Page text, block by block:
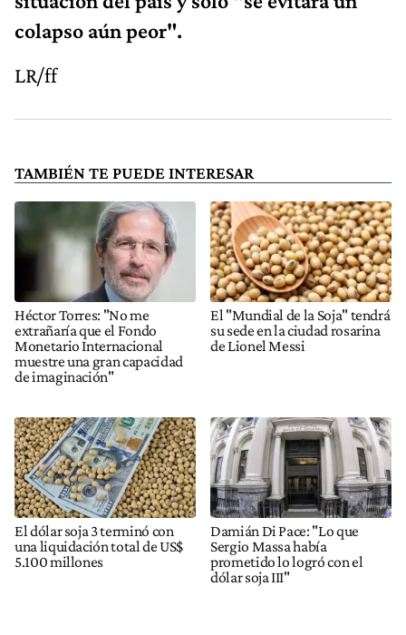
colapso aún peor".
LR/ff
TAMBIÉN TE PUEDE INTERESAR
Héctor Torres: "No me
extrañaría que el Fondo
Monetario Internacional
muestre una gran capacidad
de imaginación"
El "Mundial de la Soja" tendrá
su sede en la ciudad rosarina
de Lionel Messi
El dólar soja 3 terminó con
una liquidación total de US$
5.100 millones
Damián Di Pace: "Lo que
Sergio Massa había
prometido lo logró con el
dólar soja III"